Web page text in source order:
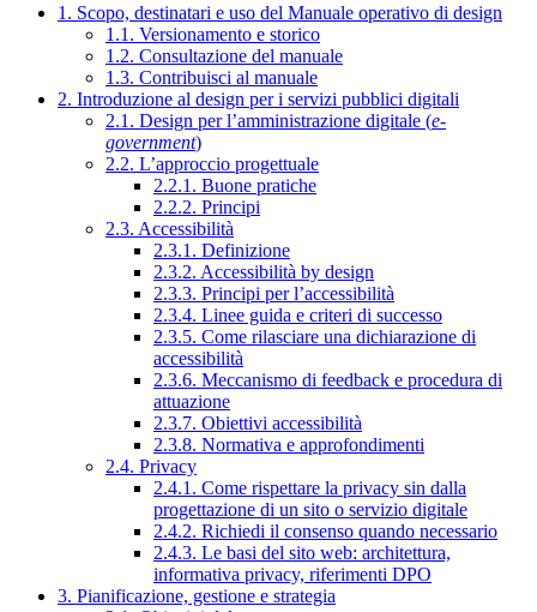
1. Scopo, destinatari e uso del Manuale operativo di design
1.1. Versionamento e storico
1.2. Consultazione del manuale
1.3. Contribuisci al manuale
2. Introduzione al design per i servizi pubblici digitali
2.1. Design per l’amministrazione digitale (e-
government)
2.2. L’approccio progettuale
2.2.1. Buone pratiche
2.2.2. Principi
2.3. Accessibilità
2.3.1. Definizione
2.3.2. Accessibilità by design
2.3.3. Principi per l’accessibilità
2.3.4. Linee guida e criteri di successo
2.3.5. Come rilasciare una dichiarazione di
accessibilità
2.3.6. Meccanismo di feedback e procedura di
attuazione
2.3.7. Obiettivi accessibilità
2.3.8. Normativa e approfondimenti
2.4. Privacy
2.4.1. Come rispettare la privacy sin dalla
progettazione di un sito o servizio digitale
2.4.2. Richiedi il consenso quando necessario
2.4.3. Le basi del sito web: architettura,
informativa privacy, riferimenti DPO
3. Pianificazione, gestione e strategia